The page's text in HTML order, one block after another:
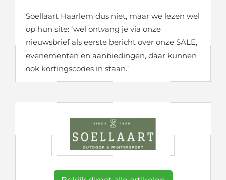
Soellaart Haarlem dus niet, maar we lezen wel
op hun site: ‘wel ontvang je via onze
nieuwsbrief als eerste bericht over onze SALE,
evenementen en aanbiedingen, daar kunnen
ook kortingscodes in staan.’